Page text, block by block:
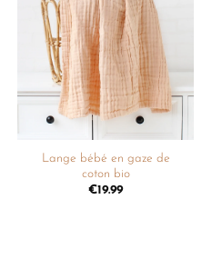
Ajouter
à la
liste de
souhaits
Lange bébé en gaze de
coton bio
€19.99